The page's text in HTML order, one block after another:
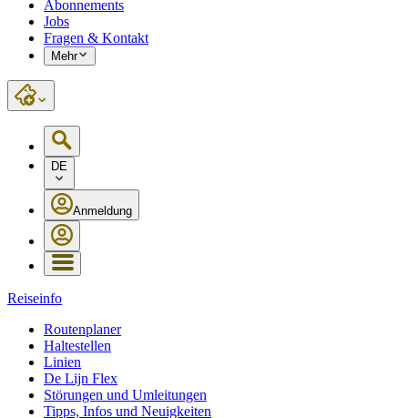
Abonnements
Jobs
Fragen & Kontakt
Mehr
DE
Anmeldung
Reiseinfo
Routenplaner
Haltestellen
Linien
De Lijn Flex
Störungen und Umleitungen
Tipps, Infos und Neuigkeiten